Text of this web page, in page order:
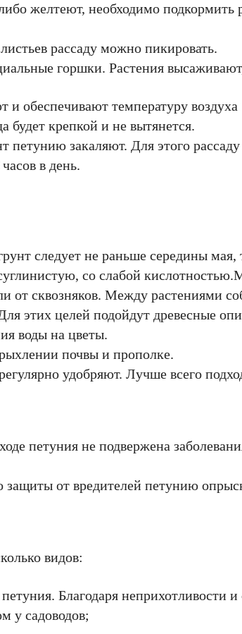
желтеют, необходимо подкормить
рассаду можно пикировать.
горшки. Растения
и обеспечивают температуру
будет крепкой и не вытянется.
петунию закаляют. Для этого
в день.
следует не раньше середины мая,
со слабой
от сквозняков. Между растениями
этих целей подойдут древесные
воды на цветы.
почвы и прополке.
удобряют. Лучше всего
петуния не подвержена
защиты от вредителей петунию
видов:
Благодаря
у садоводов;